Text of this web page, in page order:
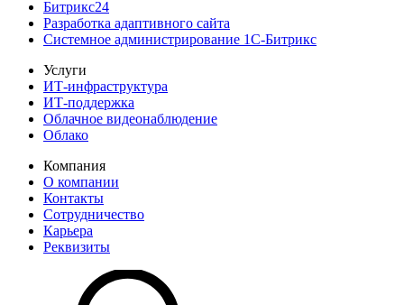
Битрикс24
Разработка адаптивного сайта
Системное администрирование 1С-Битрикс
Услуги
ИТ-инфра­структура
ИТ-поддержка
Облачное видеонаблюдение
Облако
Компания
О компании
Контакты
Сотруд­ничество
Карьера
Реквизиты